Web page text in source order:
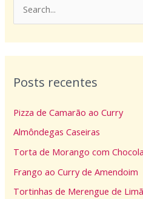
s
u
s
a
r
p
o
Posts recentes
Pizza de Camarão ao Curry
Almôndegas Caseiras
Torta de Morango com
Frango ao Curry de Amendoim
Tortinhas de Merengue de